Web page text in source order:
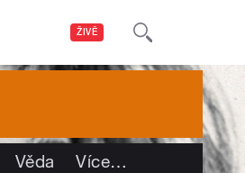
ŽIVĚ
Věda Více…